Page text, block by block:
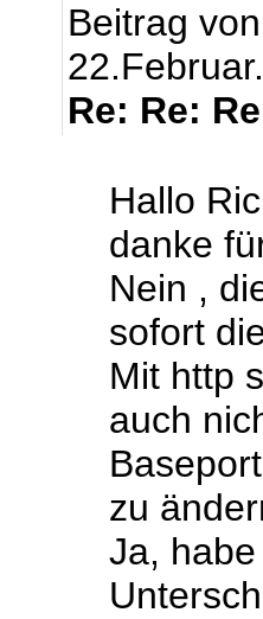
Beitrag von
Re: Re:
Hallo
danke
Nein ,
sofort
Mit http
auch
zu
Ja,